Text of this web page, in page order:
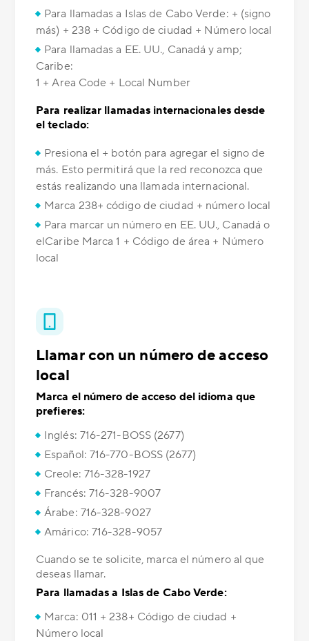
Para llamadas a Islas de Cabo Verde: + (signo
más) + 238 + Código de ciudad + Número local
Para llamadas a EE. UU., Canadá y amp;
Caribe:
1 + Area Code + Local Number
Para realizar llamadas internacionales desde
el teclado:
Presiona el + botón para agregar el signo de
más. Esto permitirá que la red reconozca que
estás realizando una llamada internacional.
Marca 238+ código de ciudad + número local
Para marcar un número en EE. UU., Canadá o
elCaribe Marca 1 + Código de área + Número
local
Llamar con un número de acceso
local
Marca el número de acceso del idioma que
prefieres:
Inglés: 716-271-BOSS (2677)
Español: 716-770-BOSS (2677)
Creole: 716-328-1927
Francés: 716-328-9007
Árabe: 716-328-9027
Amárico: 716-328-9057
Cuando se te solicite, marca el número al que
deseas llamar.
Para llamadas a Islas de Cabo Verde:
Marca: 011 + 238+ Código de ciudad +
Número local